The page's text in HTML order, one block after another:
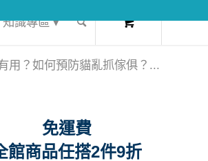
知識專區 ▾
用？如何預防貓亂抓傢俱？...
免運費
館商品任搭2件9折